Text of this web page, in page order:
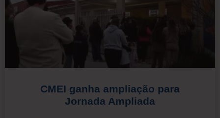
CMEI ganha ampliação para
Jornada Ampliada